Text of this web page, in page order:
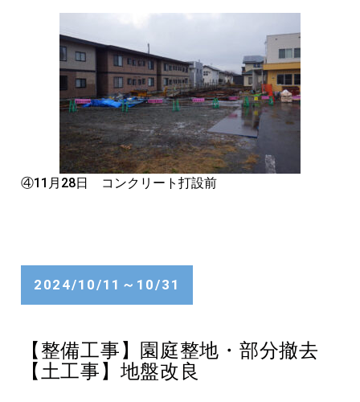
④11月28日 コンクリート打設前
2024/10/11～10/31
【整備工事】園庭整地・部分撤去
【土工事】地盤改良